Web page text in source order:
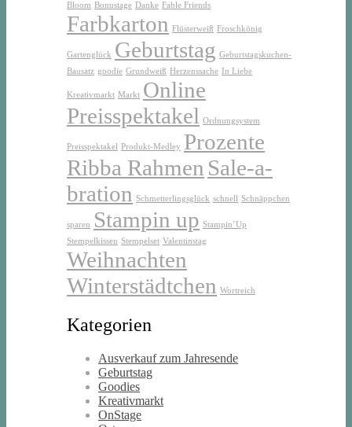
Bloom Bonustage Danke Fable Friends
Farbkarton Flüsterweiß Froschkönig
Gartenglück Geburtstag Geburtstagskuchen-
Bausatz goodie Grundweiß Herzenssache In Liebe
Kreativmarkt Markt Online
Preisspektakel
Ordnungsystem
Preisspektakel Produkt-Medley Prozente
Ribba Rahmen Sale-a-
bration Schmetterlingsglück schnell Schnäppchen
sparen Stampin up Stampin’Up
Stempelkissen Stempelset Valentinstag
Weihnachten
Winterstädtchen Wortreich
Kategorien
Ausverkauf zum Jahresende
Geburtstag
Goodies
Kreativmarkt
OnStage